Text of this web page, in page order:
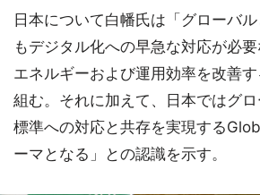
日本について白幡氏は「グローバ
もデジタル化への早急な対応が必
エネルギーおよび運用効率を改善
組む。それに加えて、日本ではグ
標準への対応と共存を実現する
ーマとなる」との認識を示す。